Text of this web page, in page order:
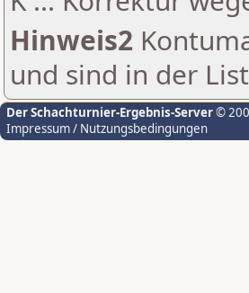
Hinweis2
und sind in der
Der Schachturnier-Ergebnis-Server©
Impressum / Nutzungsbedingungen